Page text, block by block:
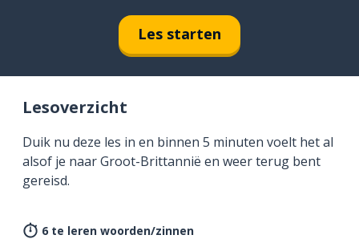
Les starten
Lesoverzicht
Duik nu deze les in en binnen 5 minuten voelt het al
alsof je naar Groot-Brittannië en weer terug bent
gereisd.
6 te leren woorden/zinnen